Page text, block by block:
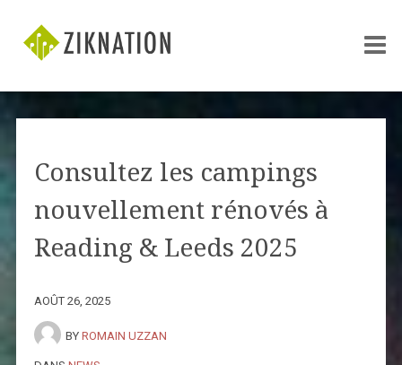
Consultez les campings
nouvellement rénovés à
Reading & Leeds 2025
AOÛT 26, 2025
BY ROMAIN UZZAN